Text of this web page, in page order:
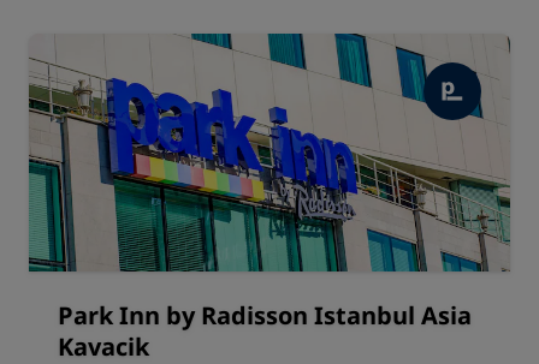
Park Inn by Radisson Istanbul Asia
Kavacik